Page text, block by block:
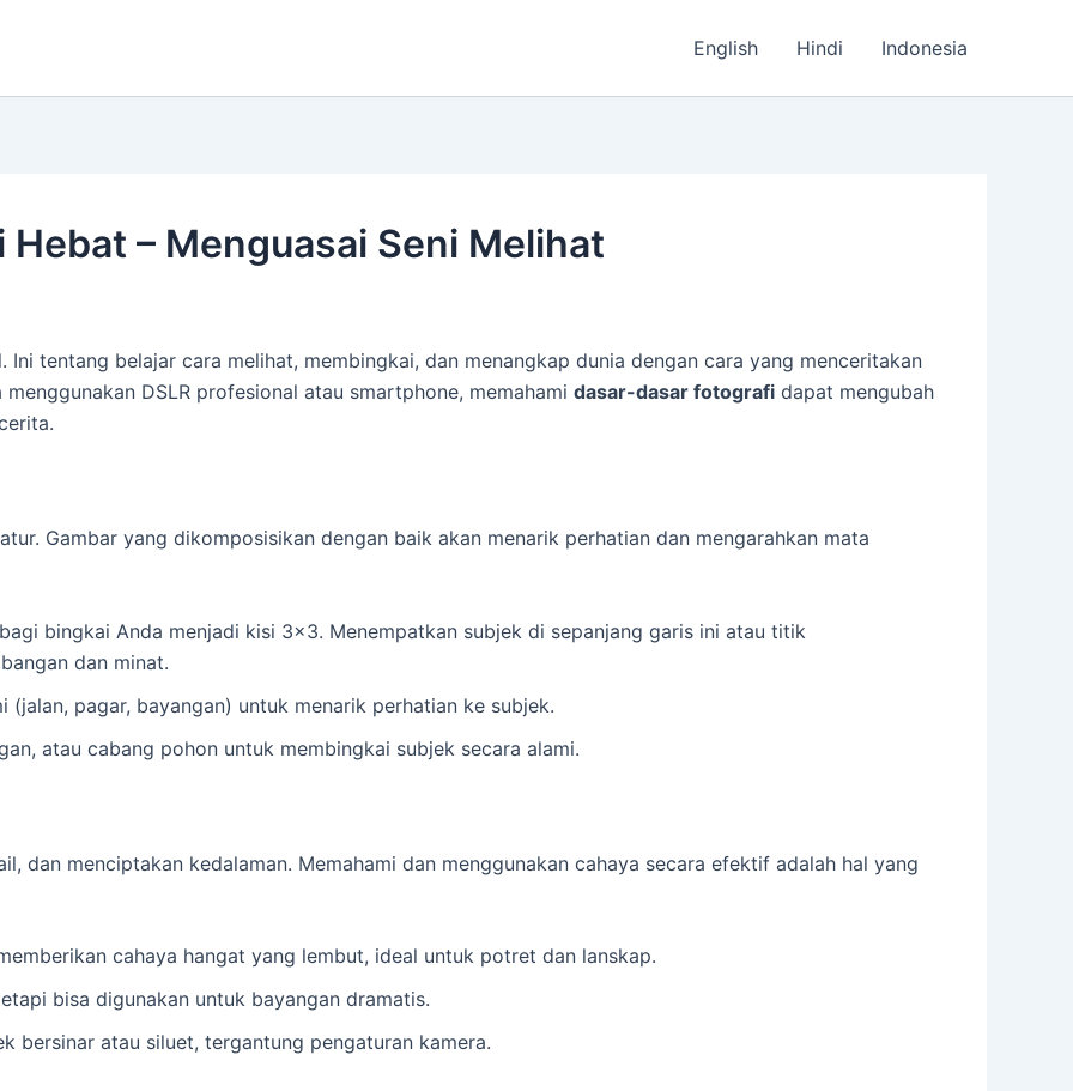
English Hindi Indonesia
– Menguasai Seni Melihat
tentang belajar cara melihat, membingkai, dan menangkap dunia dengan cara yang menceritakan
DSLR profesional atau smartphone, memahami dasar-dasar fotografi dapat mengubah
Gambar yang dikomposisikan dengan baik akan menarik perhatian dan mengarahkan mata
bingkai Anda menjadi kisi 3×3. Menempatkan subjek di sepanjang garis ini atau titik
dan minat.
(jalan, pagar, bayangan) untuk menarik perhatian ke subjek.
atau cabang pohon untuk membingkai subjek secara alami.
dan menciptakan kedalaman. Memahami dan menggunakan cahaya secara efektif adalah hal yang
cahaya hangat yang lembut, ideal untuk potret dan lanskap.
bisa digunakan untuk bayangan dramatis.
bersinar atau siluet, tergantung pengaturan kamera.